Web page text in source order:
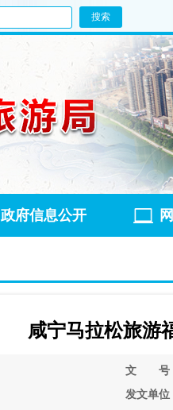
政府信息公开
咸宁马拉松旅游
文 号
发文单位